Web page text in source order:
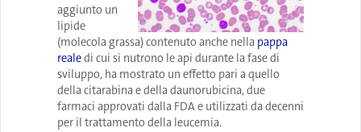
aggiunto un
lipide
(molecola grassa) contenuto anche nella pappa
realedi cui si nutrono le api durante la fase di
sviluppo, ha mostrato un effetto pari a quello
della citarabina e della daunorubicina, due
farmaci approvati dalla FDA e utilizzati da decenni
per il trattamento della leucemia.